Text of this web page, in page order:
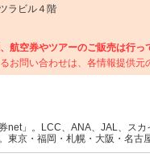
ラビル４階
航空券やツアーのご販売は行っ
お問い合わせは、各情報提供
net」。LCC、ANA、JAL、ス
東京・福岡・札幌・大阪・名